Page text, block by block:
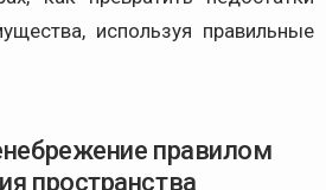
используя правильные
правилом
пространства